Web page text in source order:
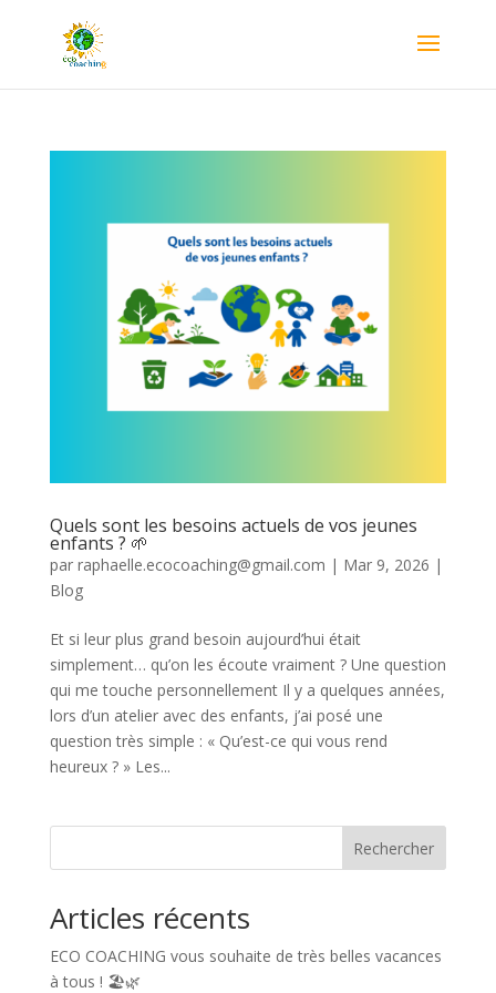
Quels sont les besoins actuels de vos jeunes
enfants ? 🌱
par raphaelle.ecocoaching@gmail.com | Mar 9, 2026 |
Blog
Et si leur plus grand besoin aujourd’hui était
simplement… qu’on les écoute vraiment ? Une question
qui me touche personnellement Il y a quelques années,
lors d’un atelier avec des enfants, j’ai posé une
question très simple : « Qu’est-ce qui vous rend
heureux ? » Les...
Rechercher
Articles récents
ECO COACHING vous souhaite de très belles vacances
à tous ! 🏖️🌿